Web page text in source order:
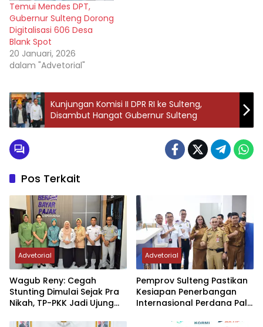
Temui Mendes DPT,
Gubernur Sulteng Dorong
Digitalisasi 606 Desa
Blank Spot
20 Januari, 2026
dalam "Advetorial"
Kunjungan Komisi II DPR RI ke Sulteng,
Disambut Hangat Gubernur Sulteng
Pos Terkait
Advetorial
Wagub Reny: Cegah
Stunting Dimulai Sejak Pra
Nikah, TP-PKK Jadi Ujung
Advetorial
Pemprov Sulteng Pastikan
Kesiapan Penerbangan
Internasional Perdana Palu